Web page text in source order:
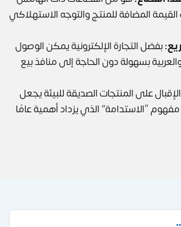
المضافة للمنتج والتوجه الاستهلاكي
بفضل التجارة الإلكترونية يمكن الوصول
بسهولة دون الحاجة إلى منافذ بيع
الإقبال على المنتجات الصديقة للبيئة يجعل
“الاستدامة” الذي يزداد أهمية عامًا